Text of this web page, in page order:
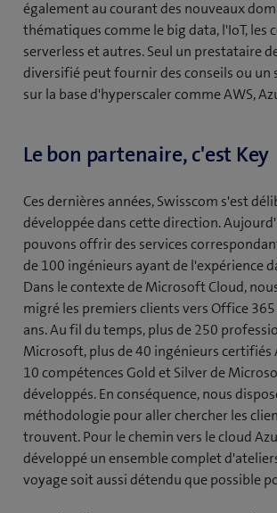
également au courant des nouveaux
thématiques comme le big data, l'IoT, les
serverless et autres. Seul un prestataire
diversifié peut fournir des conseils ou
sur la base d'hyperscaler comme AWS,
Le bon partenaire, c'est Key
Ces dernières années, Swisscom s'est
développée dans cette direction.
pouvons offrir des services
de 100 ingénieurs ayant de l'expérience
Dans le contexte de Microsoft Cloud,
migré les premiers clients vers Office
ans. Au fil du temps, plus de 250
Microsoft, plus de 40 ingénieurs certifiés
10 compétences Gold et Silver de
développés. En conséquence, nous
méthodologie pour aller chercher les
trouvent. Pour le chemin vers le cloud
développé un ensemble complet
voyage soit aussi détendu que possible